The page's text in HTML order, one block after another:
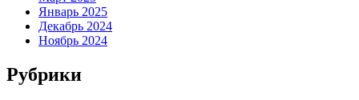
Январь 2025
Декабрь 2024
Ноябрь 2024
Рубрики